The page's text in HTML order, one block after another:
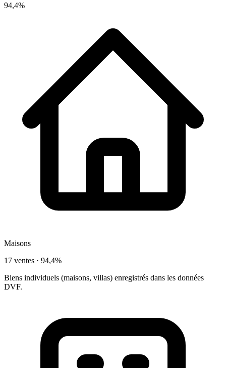
94,4%
Maisons
17 ventes · 94,4%
Biens individuels (maisons, villas) enregistrés dans les données
DVF.